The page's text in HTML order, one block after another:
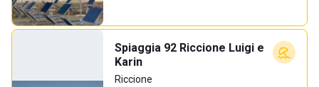
Spiaggia 92 Riccione Luigi e
Karin
Riccione